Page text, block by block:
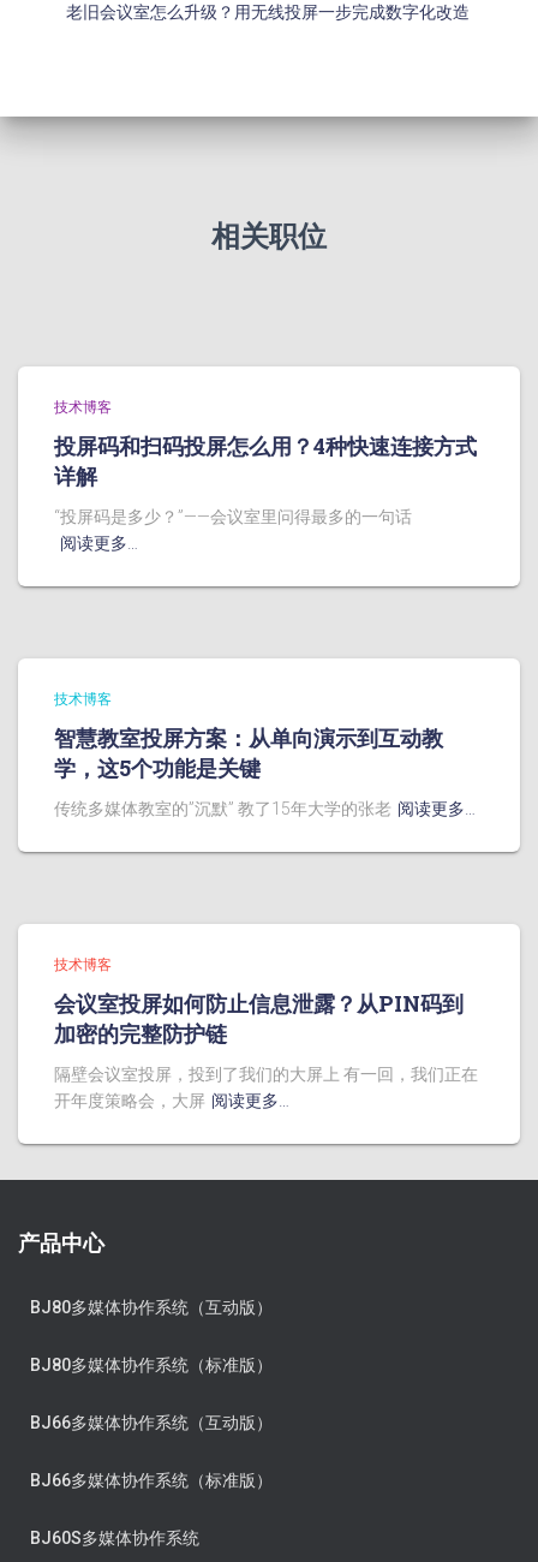
老旧会议室怎么升级？用无线投屏一步完成数字化改造
相关职位
技术博客
投屏码和扫码投屏怎么用？4种快速连接方式
详解
“投屏码是多少？”——会议室里问得最多的一句话
阅读更多…
技术博客
智慧教室投屏方案：从单向演示到互动教
学，这5个功能是关键
传统多媒体教室的”沉默” 教了15年大学的张老 阅读更多…
技术博客
会议室投屏如何防止信息泄露？从PIN码到
加密的完整防护链
隔壁会议室投屏，投到了我们的大屏上 有一回，我们正在
开年度策略会，大屏 阅读更多…
产品中心
BJ80多媒体协作系统（互动版）
BJ80多媒体协作系统（标准版）
BJ66多媒体协作系统（互动版）
BJ66多媒体协作系统（标准版）
BJ60S多媒体协作系统